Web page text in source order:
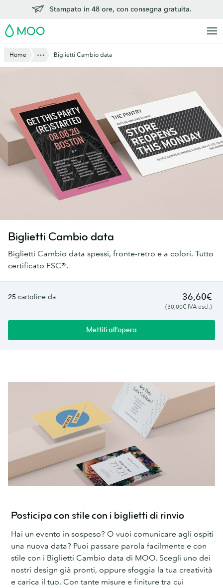
contenuto
principale
Stampato in 48 ore, con consegna gratuita.
MOO
Home Mostra tutto
Biglietti Cambio data
Biglietti Cambio data
Biglietti Cambio data spessi, fronte-retro e a colori. Tutto
certificato FSC®.
25 cartoline da 36,60€
(30,00€ IVA escl.)
Mettiti all’opera
Posticipa con stile con i biglietti di rinvio
Hai un evento in sospeso? O vuoi comunicare agli ospiti
una nuova data? Puoi passare parola facilmente e con
stile con i Biglietti Cambio data di MOO. Scegli uno dei
nostri design già pronti, oppure sfoggia la tua creatività
e carica il tuo. Con tante misure e finiture tra cui